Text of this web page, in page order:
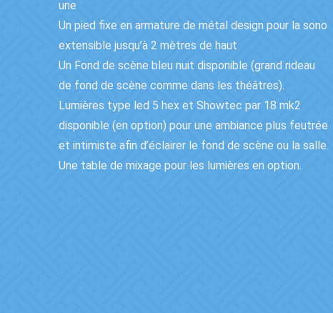
une
Un pied fixe en armature de métal design pour la sono
extensible jusqu’à 2 mètres de haut
Un Fond de scène bleu nuit disponible (grand rideau
de fond de scène comme dans les théâtres).
Lumières type led 5 hex et Showtec par 18 mk2
disponible (en option) pour une ambiance plus feutrée
et intimiste afin d’éclairer le fond de scène ou la salle.
Une table de mixage pour les lumières en option.